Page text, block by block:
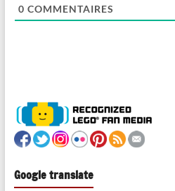
0 COMMENTAIRES
Google translate